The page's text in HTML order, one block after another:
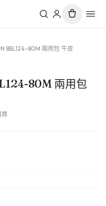
8BL124-80M 兩用包 牛皮
80M 兩用包
買